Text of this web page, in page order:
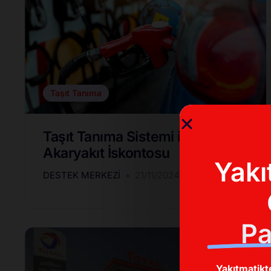
Taşıt Tanıma
Taşıt Tanıma Sistemi ile
Akaryakıt İskontosu
DESTEK MERKEZI